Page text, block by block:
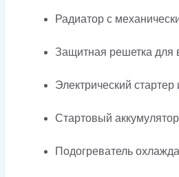
Радиатор с
Защитная решетка для
Электрический
Стартовый
Подогреватель